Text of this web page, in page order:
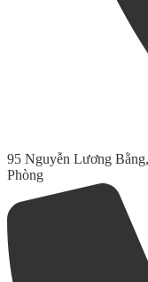
95 Nguyễn Lương
Phòng